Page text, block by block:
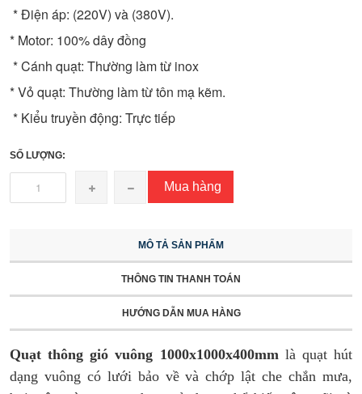
* Điện áp: (220V) và (380V).
* Motor: 100% dây đồng
* Cánh quạt: Thường làm từ inox
* Vỏ quạt: Thường làm từ tôn mạ kẽm.
* Kiểu truyền động: Trực tiếp
SỐ LƯỢNG:
Mua hàng
MÔ TẢ SẢN PHẨM
THÔNG TIN THANH TOÁN
HƯỚNG DẪN MUA HÀNG
Quạt thông gió vuông 1000x1000x400mm là quạt hút
dạng vuông có lưới bảo về và chớp lật che chắn mưa,